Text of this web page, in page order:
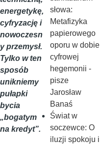
energetykę,
cyfryzację i
nowoczesn
y przemysł.
Tylko w ten
sposób
unikniemy
pułapki
bycia
„bogatym
na kredyt”.
słowa:
Metafizyka
papierowego
oporu w dobie
cyfrowej
hegemonii -
pisze
Jarosław
Banaś
Świat w
soczewce: O
iluzji spokoju i